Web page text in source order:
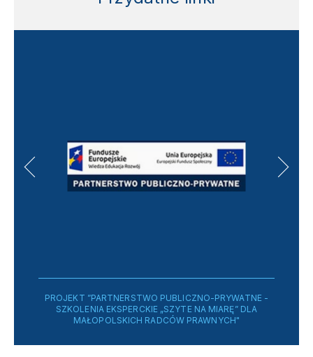
PROJEKT ”PARTNERSTWO PUBLICZNO-PRYWATNE -
SZKOLENIA EKSPERCKIE „SZYTE NA MIARĘ” DLA
MAŁOPOLSKICH RADCÓW PRAWNYCH"